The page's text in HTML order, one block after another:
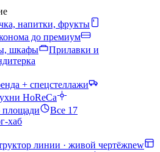
напитки, фрукты
до премиум
шкафы
Прилавки и
+ спецстеллажи
HoReCa
площади
Все 17
хаб
линии · живой чертёжnew